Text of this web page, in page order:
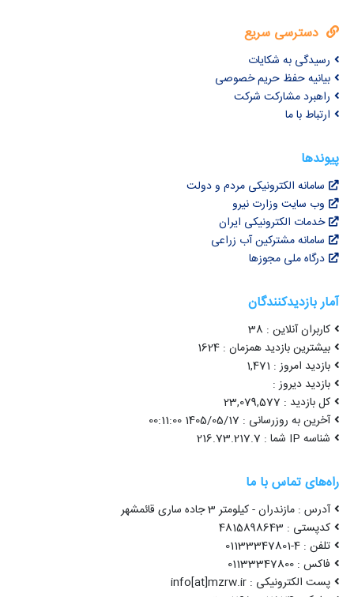
دسترسی سریع
رسیدگی به شکایات
بیانیه حفظ حریم خصوصی
راهبرد مشارکت شرکت
ارتباط با ما
پیوندها
سامانه الکترونیکی مردم و دولت
وب سایت وزارت نیرو
خدمات الکترونیکی ایران
سامانه مشترکین آب زراعی
درگاه ملی مجوزها
آمار بازدیدکنندگان
کاربران آنلاین : 38
بیشترین بازدید همزمان : 1624
بازدید امروز : 1,471
بازدید دیروز :
کل بازدید : 23,079,577
آخرین به روزرسانی : 1405/05/17 00:11:00
شناسه IP شما : 216.73.217.7
راه‌های تماس با ما
آدرس : مازندران - کیلومتر 3 جاده ساری قائمشهر
کدپستی : 4815898643
تلفن : 4-01133347801
فاکس : 01133347800
پست الکترونیکی : info[at]mzrw.ir